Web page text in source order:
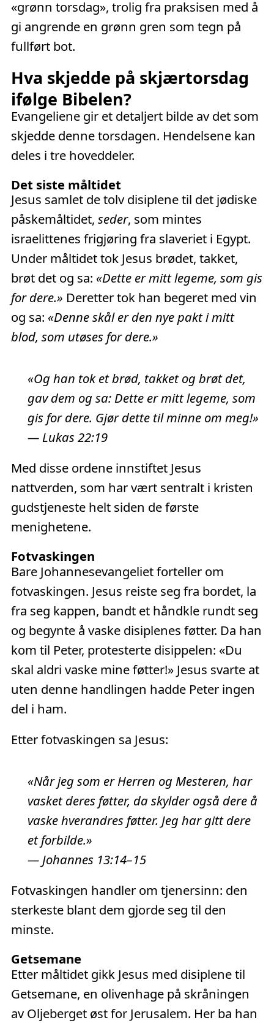
«grønn torsdag», trolig fra praksisen med å
gi angrende en grønn gren som tegn på
fullført bot.
Hva skjedde på skjærtorsdag
ifølge Bibelen?
Evangeliene gir et detaljert bilde av det som
skjedde denne torsdagen. Hendelsene kan
deles i tre hoveddeler.
Det siste måltidet
Jesus samlet de tolv disiplene til det jødiske
påskemåltidet, seder, som mintes
israelittenes frigjøring fra slaveriet i Egypt.
Under måltidet tok Jesus brødet, takket,
brøt det og sa: «Dette er mitt legeme, som gis
for dere.» Deretter tok han begeret med vin
og sa: «Denne skål er den nye pakt i mitt
blod, som utøses for dere.»
«Og han tok et brød, takket og brøt det,
gav dem og sa: Dette er mitt legeme, som
gis for dere. Gjør dette til minne om meg!»
— Lukas 22:19
Med disse ordene innstiftet Jesus
nattverden, som har vært sentralt i kristen
gudstjeneste helt siden de første
menighetene.
Fotvaskingen
Bare Johannesevangeliet forteller om
fotvaskingen. Jesus reiste seg fra bordet, la
fra seg kappen, bandt et håndkle rundt seg
og begynte å vaske disiplenes føtter. Da han
kom til Peter, protesterte disippelen: «Du
skal aldri vaske mine føtter!» Jesus svarte at
uten denne handlingen hadde Peter ingen
del i ham.
Etter fotvaskingen sa Jesus:
«Når jeg som er Herren og Mesteren, har
vasket deres føtter, da skylder også dere å
vaske hverandres føtter. Jeg har gitt dere
et forbilde.»
— Johannes 13:14–15
Fotvaskingen handler om tjenersinn: den
sterkeste blant dem gjorde seg til den
minste.
Getsemane
Etter måltidet gikk Jesus med disiplene til
Getsemane, en olivenhage på skråningen
av Oljeberget øst for Jerusalem. Her ba han